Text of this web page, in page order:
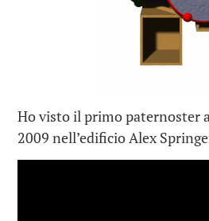
Ho visto il primo paternoster
2009 nell’edificio Alex